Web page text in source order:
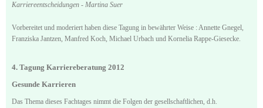
Karriereentscheidungen - Martina Suer
Vorbereitet und moderiert haben diese Tagung in bewährter Weise : Annette Gnegel,
Franziska Jantzen, Manfred Koch, Michael Urbach und Kornelia Rappe-Giesecke.
4. Tagung Karriereberatung 2012
Gesunde Karrieren
Das Thema dieses Fachtages nimmt die Folgen der gesellschaftlichen, d.h.